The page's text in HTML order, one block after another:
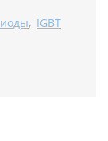
, IGBT